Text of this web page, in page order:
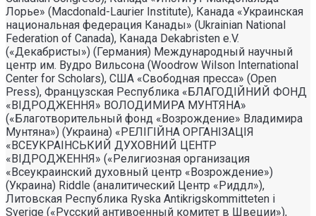
Лорье» (Macdonald-Laurier Institute), Канада «Украинская
национальная федерация Канады» (Ukrainian National
Federation of Canada), Канада Dekabristen e.V.
(«Декабристы») (Германия) Международный научный
центр им. Вудро Вильсона (Woodrow Wilson International
Center for Scholars), США «Свободная пресса» (Open
Press), Французская Республика «БЛАГОДIЙНИЙ ФОНД
«ВIДРОДЖЕННЯ» ВОЛОДИМИРА МУНТЯНА»
(«Благотворительный фонд «Возрождение» Владимира
Мунтяна») (Украина) «РЕЛIГIЙНА ОРГАНIЗАЦIЯ
«ВСЕУКРАIНСЬКИЙ ДУХОВНИЙ ЦЕНТР
«ВIДРОДЖЕННЯ» («Религиозная организация
«Всеукраинский духовный центр «Возрождение»)
(Украина) Riddle (аналитический Центр «Риддл»),
Литовская Республика Ryska Antikrigskommitteten i
Sverige («Русский антивоенный комитет в Швеции»),